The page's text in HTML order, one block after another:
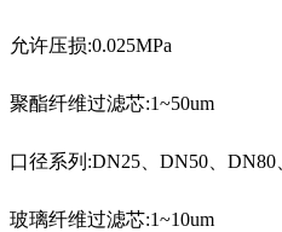
允许压损:0.025MPa
聚酯纤维过滤芯:1~50um
口径系列:DN25、DN50、DN80
玻璃纤维过滤芯:1~10um